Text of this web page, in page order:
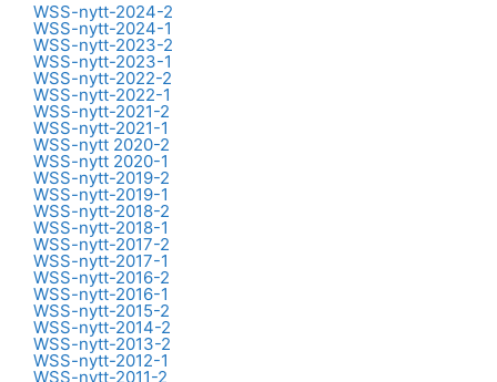
WSS-nytt-2024-2
WSS-nytt-2024-1
WSS-nytt-2023-2
WSS-nytt-2023-1
WSS-nytt-2022-2
WSS-nytt-2022-1
WSS-nytt-2021-2
WSS-nytt-2021-1
WSS-nytt 2020-2
WSS-nytt 2020-1
WSS-nytt-2019-2
WSS-nytt-2019-1
WSS-nytt-2018-2
WSS-nytt-2018-1
WSS-nytt-2017-2
WSS-nytt-2017-1
WSS-nytt-2016-2
WSS-nytt-2016-1
WSS-nytt-2015-2
WSS-nytt-2014-2
WSS-nytt-2013-2
WSS-nytt-2012-1
WSS-nytt-2011-2